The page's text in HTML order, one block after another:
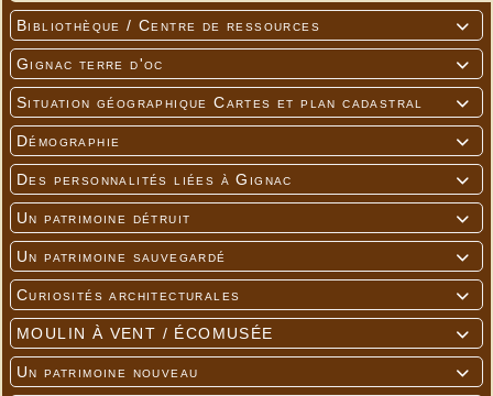

Bibliothèque / Centre de ressources

Gignac terre d'oc

Situation géographique Cartes et plan cadastral

Démographie

Des personnalités liées à Gignac

Un patrimoine détruit

Un patrimoine sauvegardé

Curiosités architecturales

MOULIN À VENT / ÉCOMUSÉE

Un patrimoine nouveau